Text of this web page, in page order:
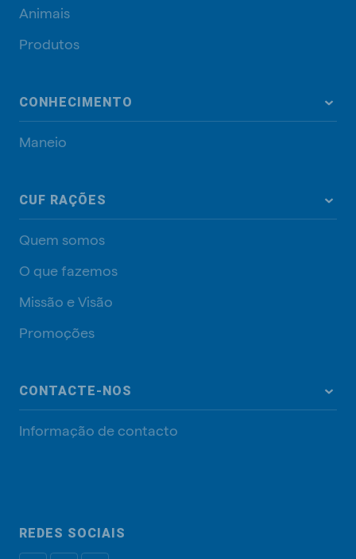
Animais
Produtos
CONHECIMENTO
Maneio
CUF RAÇÕES
Quem somos
O que fazemos
Missão e Visão
Promoções
CONTACTE-NOS
Informação de contacto
REDES SOCIAIS